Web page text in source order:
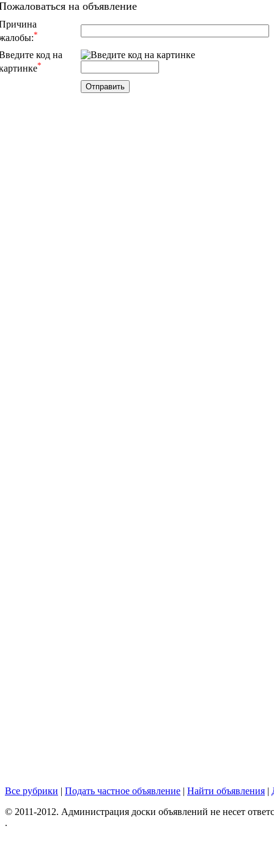
на объявление
*
код на
*
Все рубрики | Подать частное объявление | Найти объявления |
© 2011-2012. Администрация доски объявлений не несет
.